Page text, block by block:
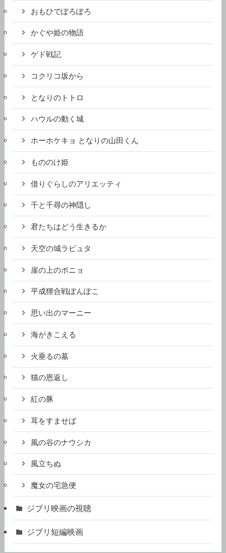
おもひでぽろぽろ
かぐや姫の物語
ゲド戦記
コクリコ坂から
となりのトトロ
ハウルの動く城
ホーホケキョ となりの山田くん
もののけ姫
借りぐらしのアリエッティ
千と千尋の神隠し
君たちはどう生きるか
天空の城ラピュタ
崖の上のポニョ
平成狸合戦ぽんぽこ
思い出のマーニー
海がきこえる
火垂るの墓
猫の恩返し
紅の豚
耳をすませば
風の谷のナウシカ
風立ちぬ
魔女の宅急便
ジブリ映画の視聴
ジブリ短編映画